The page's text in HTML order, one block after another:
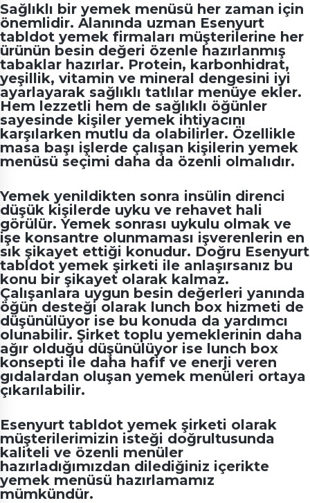
Sağlıklı bir yemek menüsü her zaman için
önemlidir. Alanında uzman Esenyurt
tabldot yemek firmaları müşterilerine her
ürünün besin değeri özenle hazırlanmış
tabaklar hazırlar. Protein, karbonhidrat,
yeşillik, vitamin ve mineral dengesini iyi
ayarlayarak sağlıklı tatlılar menüye ekler.
Hem lezzetli hem de sağlıklı öğünler
sayesinde kişiler yemek ihtiyacını
karşılarken mutlu da olabilirler. Özellikle
masa başı işlerde çalışan kişilerin yemek
menüsü seçimi daha da özenli olmalıdır.
Yemek yenildikten sonra insülin direnci
düşük kişilerde uyku ve rehavet hali
görülür. Yemek sonrası uykulu olmak ve
işe konsantre olunmaması işverenlerin en
sık şikayet ettiği konudur. Doğru Esenyurt
tabldot yemek şirketi ile anlaşırsanız bu
konu bir şikayet olarak kalmaz.
Çalışanlara uygun besin değerleri yanında
öğün desteği olarak lunch box hizmeti de
düşünülüyor ise bu konuda da yardımcı
olunabilir. Şirket toplu yemeklerinin daha
ağır olduğu düşünülüyor ise lunch box
konsepti ile daha hafif ve enerji veren
gıdalardan oluşan yemek menüleri ortaya
çıkarılabilir.
Esenyurt tabldot yemek şirketi olarak
müşterilerimizin isteği doğrultusunda
kaliteli ve özenli menüler
hazırladığımızdan dilediğiniz içerikte
yemek menüsü hazırlamamız
mümkündür.